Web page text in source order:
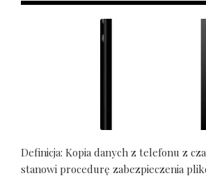
Definicja: Kopia danych z telefonu z
stanowi procedurę zabezpieczenia